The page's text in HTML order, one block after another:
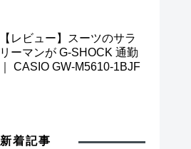
【レビュー】スーツのサラ
リーマンが G-SHOCK 通勤
｜ CASIO GW-M5610-1BJF
新着記事